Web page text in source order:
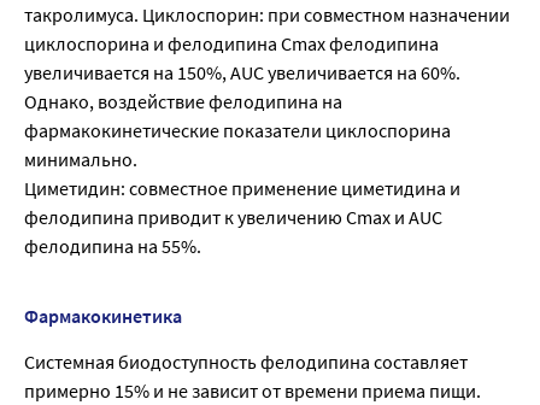
такролимуса. Циклоспорин: при совместном назначении
циклоспорина и фелодипина Сmах фелодипина
увеличивается на 150%, AUC увеличивается на 60%.
Однако, воздействие фелодипина на
фармакокинетические показатели циклоспорина
минимально.
Циметидин: совместное применение циметидина и
фелодипина приводит к увеличению Сmах и AUC
фелодипина на 55%.
Фармакокинетика
Системная биодоступность фелодипина составляет
примерно 15% и не зависит от времени приема пищи.